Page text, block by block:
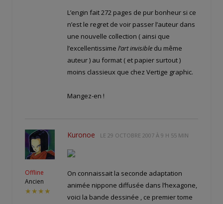
L’engin fait 272 pages de pur bonheur si ce
n’est le regret de voir passer l’auteur dans
une nouvelle collection ( ainsi que
l’excellentissime l’art invisible du même
auteur ) au format ( et papier surtout )
moins classieux que chez Vertige graphic.
Mangez-en !
Offline
Ancien
★★★★
Kuronoe LE 29 OCTOBRE 2007 À 9 H 55 MIN
On connaissait la seconde adaptation
animée nippone diffusée dans l’hexagone,
voici la bande dessinée , ce premier tome